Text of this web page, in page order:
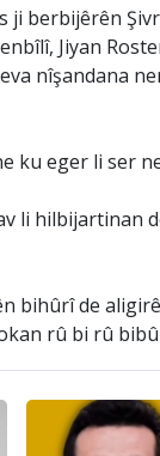
berbijêrên
Jiyan
nîşandana
ku eger li ser
li hilbijartinan
bihûrî de
rû bi rû